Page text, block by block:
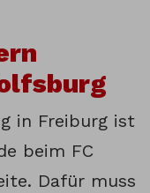
in Freiburg ist
beim FC
Dafür muss